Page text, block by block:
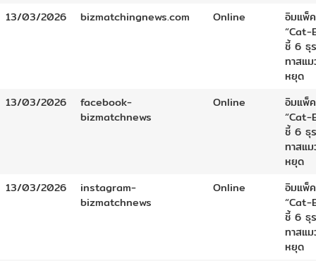
13/03/2026
bizmatchingnews.com Online
อิมแพ็
“Cat-
ชี้ 6 ธุ
ทาสแ
หยุด
13/03/2026
facebook-
bizmatchnews
Online
อิมแพ็
“Cat-
ชี้ 6 ธุ
ทาสแ
หยุด
13/03/2026
instagram-
bizmatchnews
Online
อิมแพ็
“Cat-
ชี้ 6 ธุ
ทาสแ
หยุด